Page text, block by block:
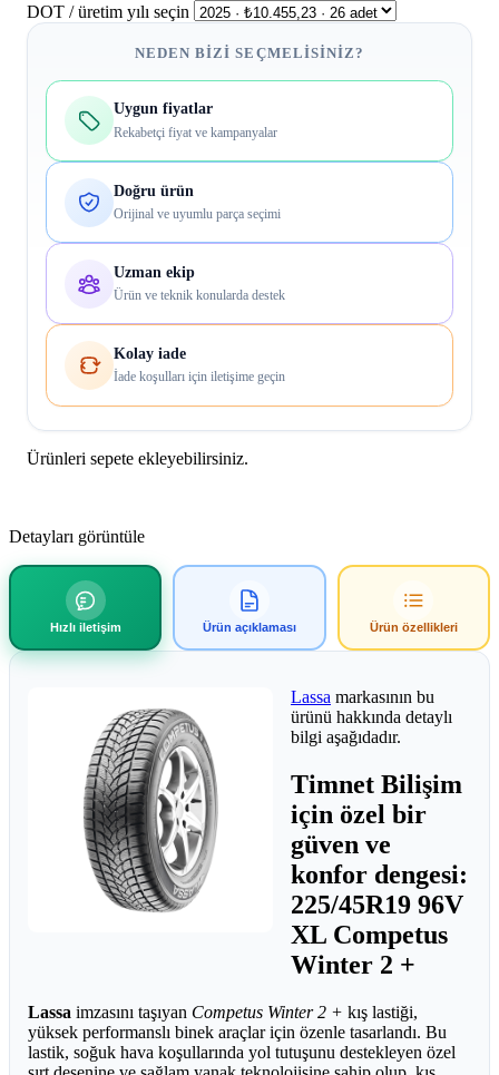
DOT / üretim yılı seçin
NEDEN BIZI SEÇMELISINIZ?
Uygun fiyatlar
Rekabetçi fiyat ve kampanyalar
Doğru ürün
Orijinal ve uyumlu parça seçimi
Uzman ekip
Ürün ve teknik konularda destek
Kolay iade
İade koşulları için iletişime geçin
Ürünleri sepete ekleyebilirsiniz.
Detayları görüntüle
Hızlı iletişim Ürün açıklaması Ürün özellikleri
Lassa markasının bu
ürünü hakkında detaylı
bilgi aşağıdadır.
Timnet Bilişim
için özel bir
güven ve
konfor dengesi:
225/45R19 96V
XL Competus
Winter 2 +
Lassa imzasını taşıyan Competus Winter 2 + kış lastiği,
yüksek performanslı binek araçlar için özenle tasarlandı. Bu
lastik, soğuk hava koşullarında yol tutuşunu destekleyen özel